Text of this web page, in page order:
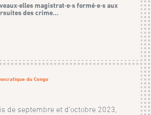
magistrat·e·s formé·e·s aux
des crime...
du Congo
de septembre et d’octobre 2023,